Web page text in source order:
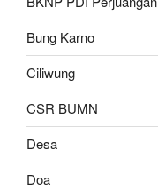
Bung Karno
Ciliwung
CSR BUMN
Desa
Doa